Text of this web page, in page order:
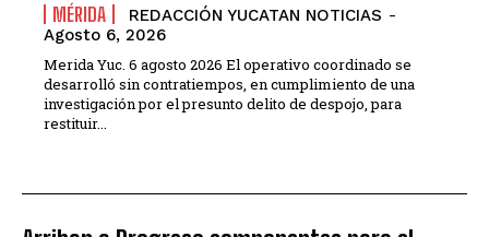
MÉRIDA REDACCIÓN YUCATAN NOTICIAS -
Agosto 6, 2026
Merida Yuc. 6 agosto 2026 El operativo coordinado se
desarrolló sin contratiempos, en cumplimiento de una
investigación por el presunto delito de despojo, para
restituir...